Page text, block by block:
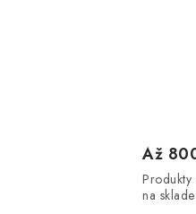
Až
Produkty
na sklade